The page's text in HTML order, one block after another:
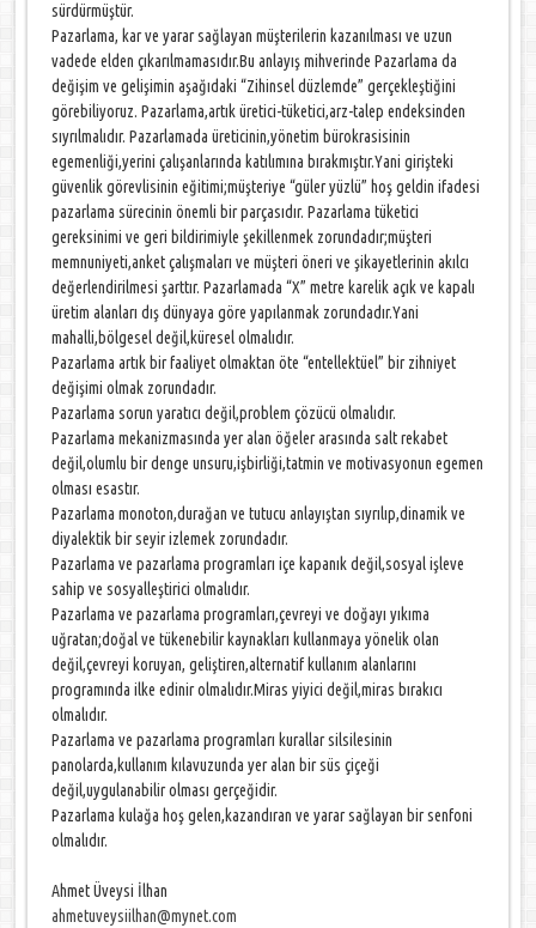
sürdürmüştür.
Pazarlama, kar ve yarar sağlayan müşterilerin kazanılması ve uzun
vadede elden çıkarılmamasıdır.Bu anlayış mihverinde Pazarlama da
değişim ve gelişimin aşağıdaki “Zihinsel düzlemde” gerçekleştiğini
görebiliyoruz. Pazarlama,artık üretici-tüketici,arz-talep endeksinden
sıyrılmalıdır. Pazarlamada üreticinin,yönetim bürokrasisinin
egemenliği,yerini çalışanlarında katılımına bırakmıştır.Yani girişteki
güvenlik görevlisinin eğitimi;müşteriye “güler yüzlü” hoş geldin ifadesi
pazarlama sürecinin önemli bir parçasıdır. Pazarlama tüketici
gereksinimi ve geri bildirimiyle şekillenmek zorundadır;müşteri
memnuniyeti,anket çalışmaları ve müşteri öneri ve şikayetlerinin akılcı
değerlendirilmesi şarttır. Pazarlamada “X” metre karelik açık ve kapalı
üretim alanları dış dünyaya göre yapılanmak zorundadır.Yani
mahalli,bölgesel değil,küresel olmalıdır.
Pazarlama artık bir faaliyet olmaktan öte “entellektüel” bir zihniyet
değişimi olmak zorundadır.
Pazarlama sorun yaratıcı değil,problem çözücü olmalıdır.
Pazarlama mekanizmasında yer alan öğeler arasında salt rekabet
değil,olumlu bir denge unsuru,işbirliği,tatmin ve motivasyonun egemen
olması esastır.
Pazarlama monoton,durağan ve tutucu anlayıştan sıyrılıp,dinamik ve
diyalektik bir seyir izlemek zorundadır.
Pazarlama ve pazarlama programları içe kapanık değil,sosyal işleve
sahip ve sosyalleştirici olmalıdır.
Pazarlama ve pazarlama programları,çevreyi ve doğayı yıkıma
uğratan;doğal ve tükenebilir kaynakları kullanmaya yönelik olan
değil,çevreyi koruyan, geliştiren,alternatif kullanım alanlarını
programında ilke edinir olmalıdır.Miras yiyici değil,miras bırakıcı
olmalıdır.
Pazarlama ve pazarlama programları kurallar silsilesinin
panolarda,kullanım kılavuzunda yer alan bir süs çiçeği
değil,uygulanabilir olması gerçeğidir.
Pazarlama kulağa hoş gelen,kazandıran ve yarar sağlayan bir senfoni
olmalıdır.
Ahmet Üveysi İlhan
ahmetuveysiilhan@mynet.com